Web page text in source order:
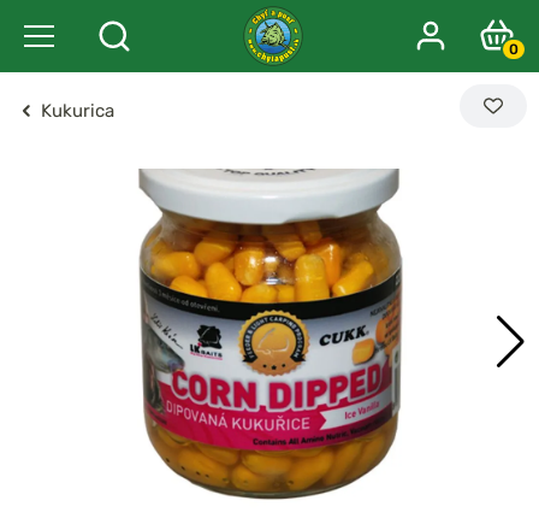
0
Kukurica